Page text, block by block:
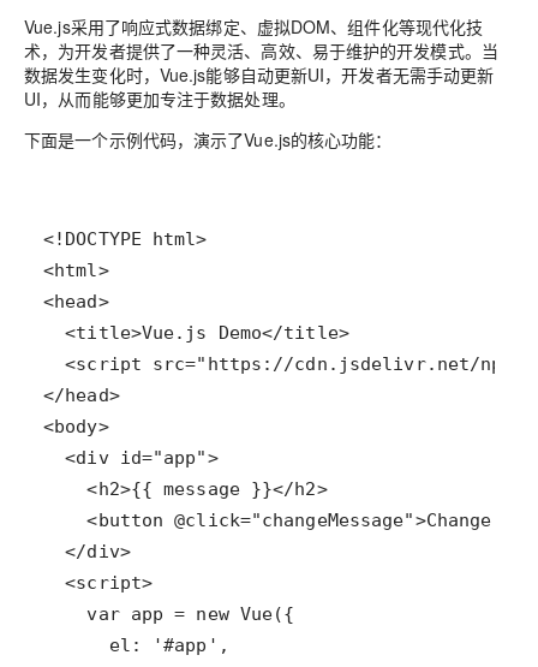
Vue.js采用了响应式数据绑定、虚拟DOM、组件化等现代化技
术，为开发者提供了一种灵活、高效、易于维护的开发模式。当
数据发生变化时，Vue.js能够自动更新UI，开发者无需手动更新
UI，从而能够更加专注于数据处理。
下面是一个示例代码，演示了Vue.js的核心功能：
<html>
<head>
  <title>Vue.js Demo</title>
</head>
<body>
  <div id="app">
    <h2>{{ message }}</h2>
  </div>